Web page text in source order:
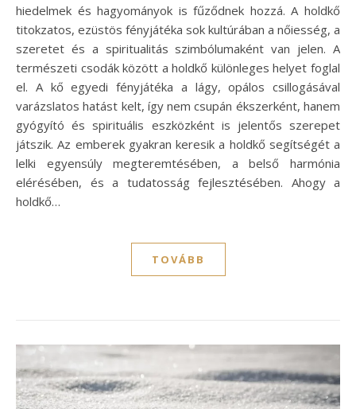
hiedelmek és hagyományok is fűződnek hozzá. A holdkő
titokzatos, ezüstös fényjátéka sok kultúrában a nőiesség, a
szeretet és a spiritualitás szimbólumaként van jelen. A
természeti csodák között a holdkő különleges helyet foglal
el. A kő egyedi fényjátéka a lágy, opálos csillogásával
varázslatos hatást kelt, így nem csupán ékszerként, hanem
gyógyító és spirituális eszközként is jelentős szerepet
játszik. Az emberek gyakran keresik a holdkő segítségét a
lelki egyensúly megteremtésében, a belső harmónia
elérésében, és a tudatosság fejlesztésében. Ahogy a
holdkő…
TOVÁBB